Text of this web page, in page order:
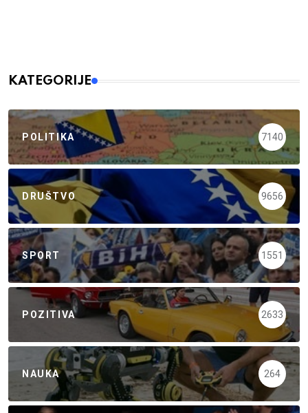
KATEGORIJE
POLITIKA 7140
DRUŠTVO 9656
SPORT 1551
POZITIVA 2633
NAUKA 264